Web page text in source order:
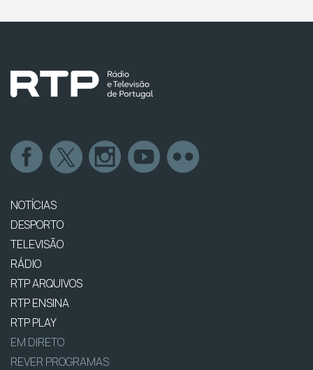
NOTÍCIAS
DESPORTO
TELEVISÃO
RÁDIO
RTP ARQUIVOS
RTP ENSINA
RTP PLAY
EM DIRETO
REVER PROGRAMAS